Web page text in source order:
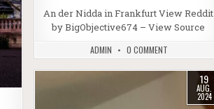
An der Nidda in Frankfurt View Reddit
by BigObjective674 – View Source
ADMIN 0 COMMENT
19
AUG.
2024